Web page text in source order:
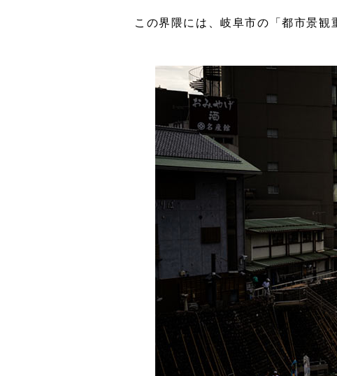
この界隈には、岐阜市の「都市景観